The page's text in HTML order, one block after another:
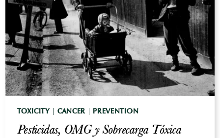
EXPOSICIÓN
A
BMAA
EN
LA
DIETA
TOXICITY CANCER PREVENTION
Pesticidas, OMG y Sobrecarga Tóxica